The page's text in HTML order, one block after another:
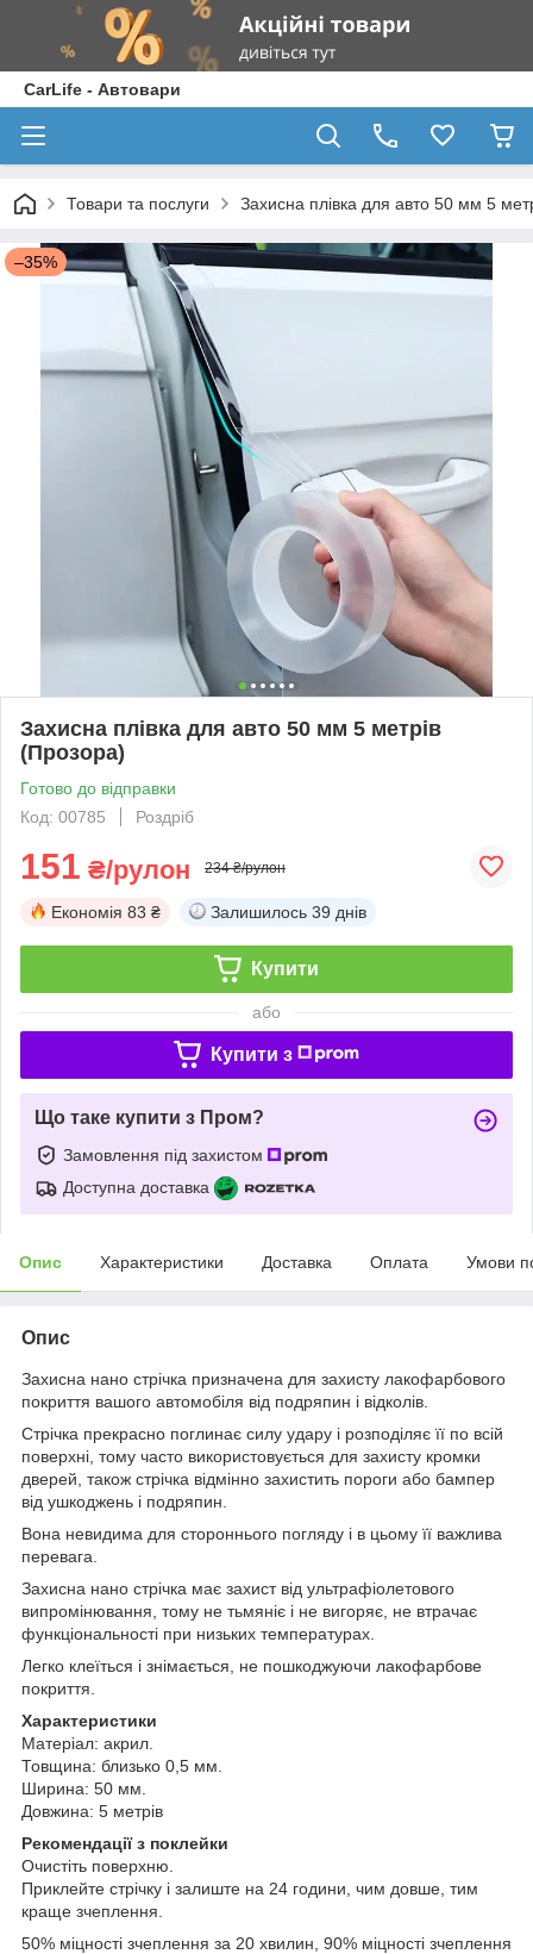
CarLife - Автовари
Товари та послуги Захисна плівка для авто 50 мм 5
–35%
Захисна плівка для авто 50 мм 5 метрів
(Прозора)
Готово до відправки
Код: 00785
Роздріб
151 ₴/рулон 234 ₴/рулон
Економія 83 ₴ Залишилось 39 днів
Купити
або
Купити з
Що таке купити з Пром?
Замовлення під захистом
Доступна доставка
Опис Характеристики Доставка Оплата Умови
Опис
Захисна нано стрічка призначена для захисту лакофарбового
покриття вашого автомобіля від подряпин і відколів.
Стрічка прекрасно поглинає силу удару і розподіляє її по всій
поверхні, тому часто використовується для захисту кромки
дверей, також стрічка відмінно захистить пороги або бампер
від ушкоджень і подряпин.
Вона невидима для стороннього погляду і в цьому її важлива
перевага.
Захисна нано стрічка має захист від ультрафіолетового
випромінювання, тому не тьмяніє і не вигоряє, не втрачає
функціональності при низьких температурах.
Легко клеїться і знімається, не пошкоджуючи лакофарбове
покриття.
Характеристики
Матеріал: акрил.
Товщина: близько 0,5 мм.
Ширина: 50 мм.
Довжина: 5 метрів
Рекомендації з поклейки
Очистіть поверхню.
Приклейте стрічку і залиште на 24 години, чим довше, тим
краще зчеплення.
50% міцності зчеплення за 20 хвилин, 90% міцності зчеплення